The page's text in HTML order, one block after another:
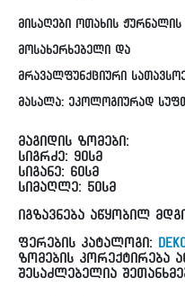
მისაღები ოთახის ჟურნალის
მოსახერხებელი და
მრავალფუნქციური
მასალა: ეკოლოგიურად
მაგიდის ზომები:
სიგრძე: 90სმ
სიგანე: 60სმ
სიმაღლე: 50სმ
იგზავნება აწყობილ
ფერების კატალოგი:
ზომების კორექტირება
შესაძლებელია